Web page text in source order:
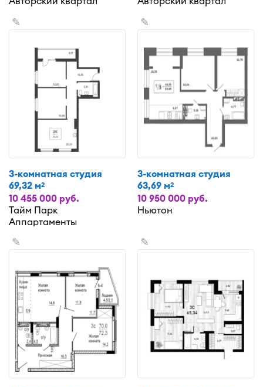
✎
3-комнатная студия
69,32 м2
10 455 000 руб.
Тайм Парк
Аппартаменты
✎
3-комнатная студия
63,69 м2
10 950 000 руб.
Ньютон
✎ ✎